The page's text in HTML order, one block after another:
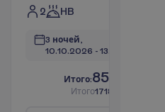
2 HB
3 ночей,
10.10.2026 - 13.10.2026
Итого:859.13
Итого1718.26